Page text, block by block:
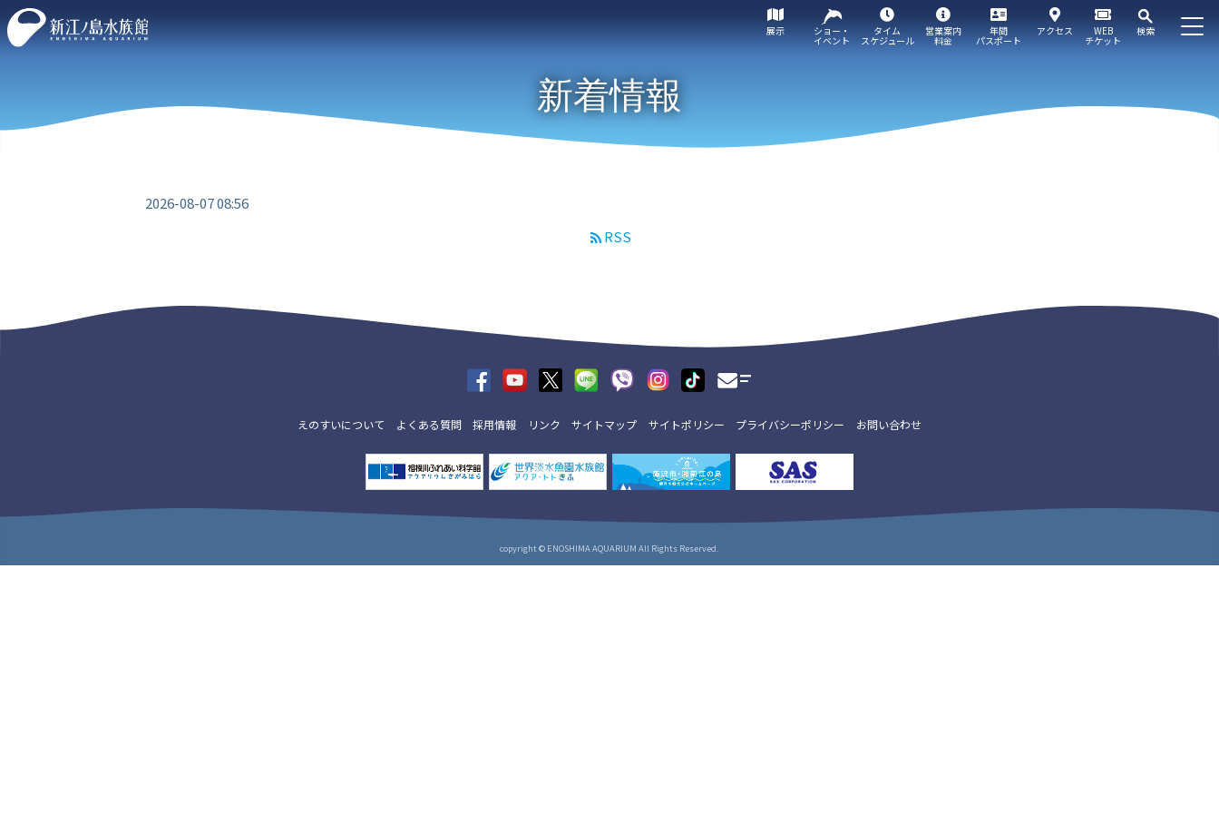
WEB
チケット
検索
展示 ショー・
イベント
タイム
スケジュール
営業案内
料金
年間
パスポート
アクセス
新着情報
2026-08-07 08:56
RSS
えのすいについて よくある質問 採用情報 リンク サイトマップ サイトポリシー プライバシーポリシー お問い合わせ
copyright © ENOSHIMA AQUARIUM All Rights Reserved.